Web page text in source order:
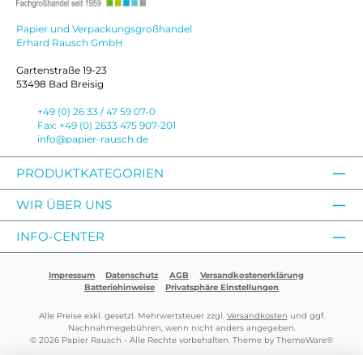
Papier und Verpackungsgroßhandel
Erhard Rausch GmbH
Gartenstraße 19-23
53498 Bad Breisig
+49 (0) 26 33 / 47 59 07-0
Fax: +49 (0) 2633 475 907-201
info@papier-rausch.de
PRODUKTKATEGORIEN
WIR ÜBER UNS
INFO-CENTER
Impressum Datenschutz AGB
Versandkostenerklärung
Batteriehinweise
Privatsphäre Einstellungen
Alle Preise exkl. gesetzl. Mehrwertsteuer zzgl. Versandkosten und ggf.
Nachnahmegebühren, wenn nicht anders angegeben.
© 2026 Papier Rausch - Alle Rechte vorbehalten. Theme by ThemeWare®